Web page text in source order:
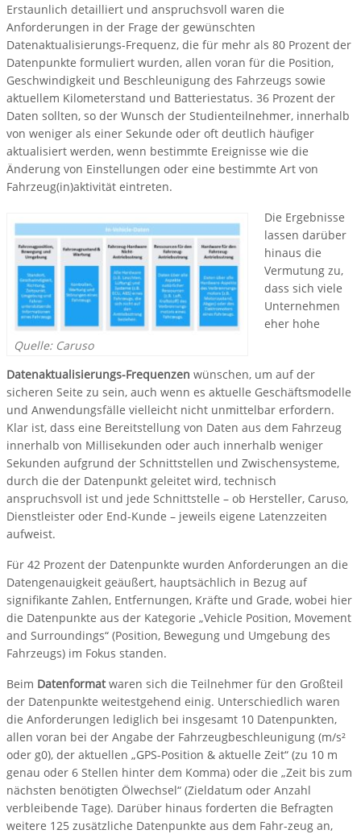
Erstaunlich detailliert und anspruchsvoll waren die
Anforderungen in der Frage der gewünschten
Datenaktualisierungs-Frequenz, die für mehr als 80 Prozent der
Datenpunkte formuliert wurden, allen voran für die Position,
Geschwindigkeit und Beschleunigung des Fahrzeugs sowie
aktuellem Kilometerstand und Batteriestatus. 36 Prozent der
Daten sollten, so der Wunsch der Studienteilnehmer, innerhalb
von weniger als einer Sekunde oder oft deutlich häufiger
aktualisiert werden, wenn bestimmte Ereignisse wie die
Änderung von Einstellungen oder eine bestimmte Art von
Fahrzeug(in)aktivität eintreten.
Quelle: Caruso
Die Ergebnisse
lassen darüber
hinaus die
Vermutung zu,
dass sich viele
Unternehmen
eher hohe
Datenaktualisierungs-Frequenzen wünschen, um auf der
sicheren Seite zu sein, auch wenn es aktuelle Geschäftsmodelle
und Anwendungsfälle vielleicht nicht unmittelbar erfordern.
Klar ist, dass eine Bereitstellung von Daten aus dem Fahrzeug
innerhalb von Millisekunden oder auch innerhalb weniger
Sekunden aufgrund der Schnittstellen und Zwischensysteme,
durch die der Datenpunkt geleitet wird, technisch
anspruchsvoll ist und jede Schnittstelle – ob Hersteller, Caruso,
Dienstleister oder End-Kunde – jeweils eigene Latenzzeiten
aufweist.
Für 42 Prozent der Datenpunkte wurden Anforderungen an die
Datengenauigkeit geäußert, hauptsächlich in Bezug auf
signifikante Zahlen, Entfernungen, Kräfte und Grade, wobei hier
die Datenpunkte aus der Kategorie „Vehicle Position, Movement
and Surroundings“ (Position, Bewegung und Umgebung des
Fahrzeugs) im Fokus standen.
Beim Datenformatwaren sich die Teilnehmer für den Großteil
der Datenpunkte weitestgehend einig. Unterschiedlich waren
die Anforderungen lediglich bei insgesamt 10 Datenpunkten,
allen voran bei der Angabe der Fahrzeugbeschleunigung (m/s²
oder g0), der aktuellen „GPS-Position & aktuelle Zeit“ (zu 10 m
genau oder 6 Stellen hinter dem Komma) oder die „Zeit bis zum
nächsten benötigten Ölwechsel“ (Zieldatum oder Anzahl
verbleibende Tage). Darüber hinaus forderten die Befragten
weitere 125 zusätzliche Datenpunkte aus dem Fahr-zeug an,